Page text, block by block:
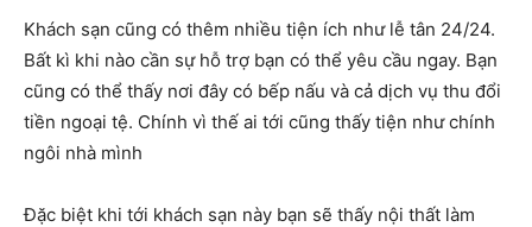
Khách sạn cũng có thêm nhiều tiện ích như lễ tân 24/24.
Bất kì khi nào cần sự hỗ trợ bạn có thể yêu cầu ngay. Bạn
cũng có thể thấy nơi đây có bếp nấu và cả dịch vụ thu đổi
tiền ngoại tệ. Chính vì thế ai tới cũng thấy tiện như chính
ngôi nhà mình
Đặc biệt khi tới khách sạn này bạn sẽ thấy nội thất làm